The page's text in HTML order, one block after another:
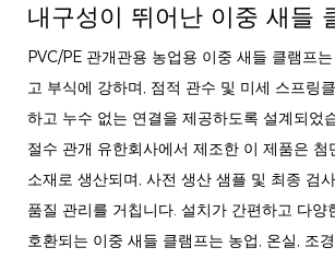
내구성이 뛰어난 이중 새들
PVC/PE 관개관용 농업용 이중 새들 클램프
고 부식에 강하며, 점적 관수 및 미세 스프링
하고 누수 없는 연결을 제공하도록 설계되었
절수 관개 유한회사에서 제조한 이 제품은 첨
소재로 생산되며, 사전 생산 샘플 및 최종 검
품질 관리를 거칩니다. 설치가 간편하고 다양
호환되는 이중 새들 클램프는 농업, 온실, 조